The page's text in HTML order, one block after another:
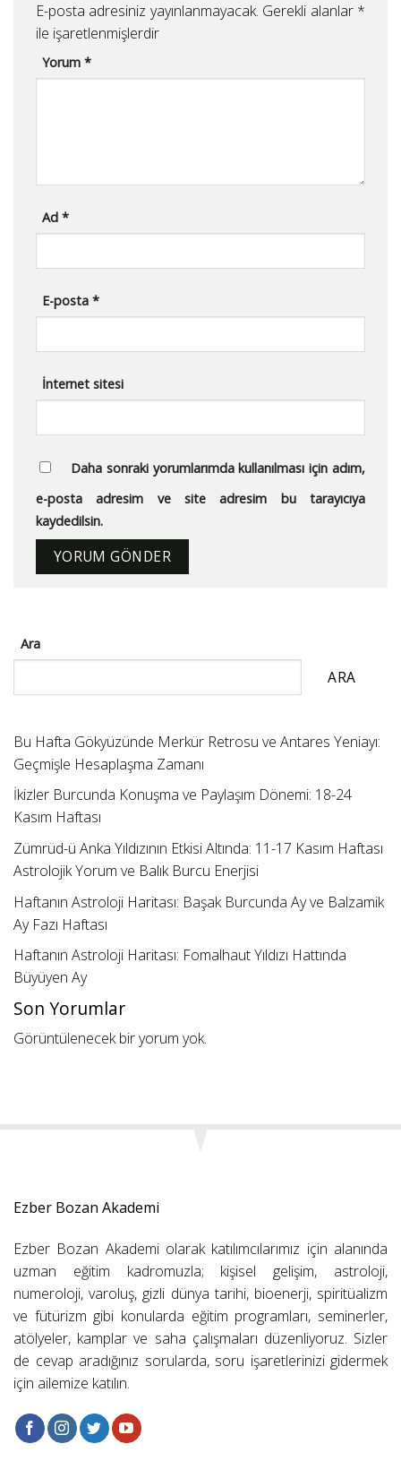
E-posta adresiniz yayınlanmayacak. Gerekli alanlar *
ile işaretlenmişlerdir
Yorum*
Ad*
E-posta*
İnternet sitesi
Daha sonraki yorumlarımda kullanılması için adım,
e-posta adresim ve site adresim bu tarayıcıya
kaydedilsin.
Ara
ARA
Bu Hafta Gökyüzünde Merkür Retrosu ve Antares Yeniayı:
Geçmişle Hesaplaşma Zamanı
İkizler Burcunda Konuşma ve Paylaşım Dönemi: 18-24
Kasım Haftası
Zümrüd-ü Anka Yıldızının Etkisi Altında: 11-17 Kasım Haftası
Astrolojik Yorum ve Balık Burcu Enerjisi
Haftanın Astroloji Haritası: Başak Burcunda Ay ve Balzamik
Ay Fazı Haftası
Haftanın Astroloji Haritası: Fomalhaut Yıldızı Hattında
Büyüyen Ay
Son Yorumlar
Görüntülenecek bir yorum yok.
Ezber Bozan Akademi
Ezber Bozan Akademi olarak katılımcılarımız için alanında
uzman eğitim kadromuzla; kişisel gelişim, astroloji,
numeroloji, varoluş, gizli dünya tarihi, bioenerji, spiritüalizm
ve fütürizm gibi konularda eğitim programları, seminerler,
atölyeler, kamplar ve saha çalışmaları düzenliyoruz. Sizler
de cevap aradığınız sorularda, soru işaretlerinizi gidermek
için ailemize katılın.